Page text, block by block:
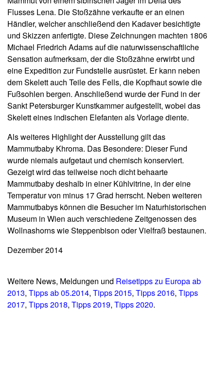
Flusses Lena. Die Stoßzähne verkaufte er an einen
Händler, welcher anschließend den Kadaver besichtigte
und Skizzen anfertigte. Diese Zeichnungen machten 1806
Michael Friedrich Adams auf die naturwissenschaftliche
Sensation aufmerksam, der die Stoßzähne erwirbt und
eine Expedition zur Fundstelle ausrüstet. Er kann neben
dem Skelett auch Teile des Fells, die Kopfhaut sowie die
Fußsohlen bergen. Anschließend wurde der Fund in der
Sankt Petersburger Kunstkammer aufgestellt, wobei das
Skelett eines indischen Elefanten als Vorlage diente.
Als weiteres Highlight der Ausstellung gilt das
Mammutbaby Khroma. Das Besondere: Dieser Fund
wurde niemals aufgetaut und chemisch konserviert.
Gezeigt wird das teilweise noch dicht behaarte
Mammutbaby deshalb in einer Kühlvitrine, in der eine
Temperatur von minus 17 Grad herrscht. Neben weiteren
Mammutbabys können die Besucher im Naturhistorischen
Museum in Wien auch verschiedene Zeitgenossen des
Wollnashorns wie Steppenbison oder Vielfraß bestaunen.
Dezember 2014
Weitere News, Meldungen und Reisetipps zu Europa ab
2013, Tipps ab 05.2014, Tipps 2015, Tipps 2016, Tipps
2017, Tipps 2018, Tipps 2019, Tipps 2020.